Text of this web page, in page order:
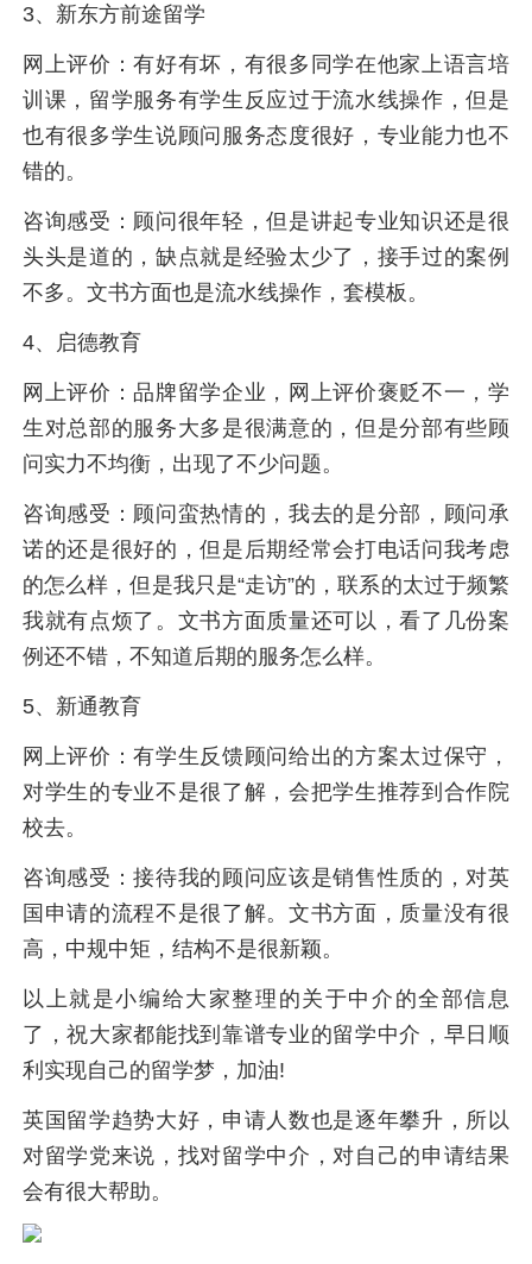
3、新东方前途留学
网上评价：有好有坏，有很多同学在他家上语言培
训课，留学服务有学生反应过于流水线操作，但是
也有很多学生说顾问服务态度很好，专业能力也不
错的。
咨询感受：顾问很年轻，但是讲起专业知识还是很
头头是道的，缺点就是经验太少了，接手过的案例
不多。文书方面也是流水线操作，套模板。
4、启德教育
网上评价：品牌留学企业，网上评价褒贬不一，学
生对总部的服务大多是很满意的，但是分部有些顾
问实力不均衡，出现了不少问题。
咨询感受：顾问蛮热情的，我去的是分部，顾问承
诺的还是很好的，但是后期经常会打电话问我考虑
的怎么样，但是我只是“走访”的，联系的太过于频繁
我就有点烦了。文书方面质量还可以，看了几份案
例还不错，不知道后期的服务怎么样。
5、新通教育
网上评价：有学生反馈顾问给出的方案太过保守，
对学生的专业不是很了解，会把学生推荐到合作院
校去。
咨询感受：接待我的顾问应该是销售性质的，对英
国申请的流程不是很了解。文书方面，质量没有很
高，中规中矩，结构不是很新颖。
以上就是小编给大家整理的关于中介的全部信息
了，祝大家都能找到靠谱专业的留学中介，早日顺
利实现自己的留学梦，加油!
英国留学趋势大好，申请人数也是逐年攀升，所以
对留学党来说，找对留学中介，对自己的申请结果
会有很大帮助。